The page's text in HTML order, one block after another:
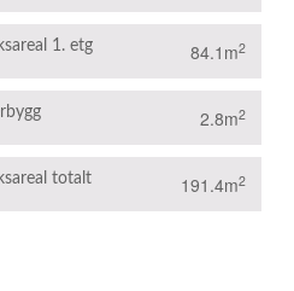
1. etg 84.1m2
2.8m2
totalt 191.4m2